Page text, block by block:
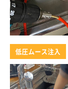
低圧ムース注入